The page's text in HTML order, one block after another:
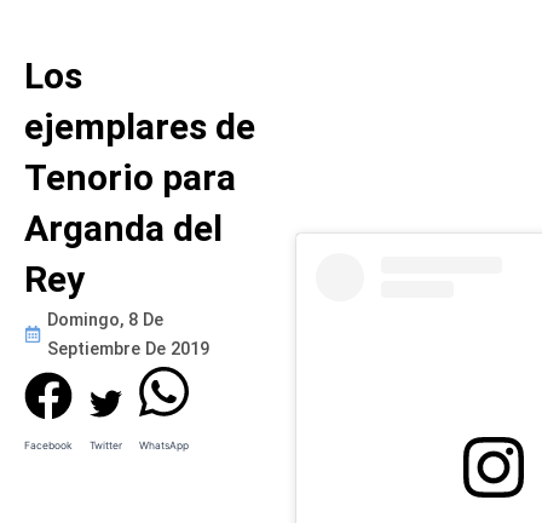
Los
ejemplares de
Tenorio para
Arganda del
Rey
Domingo, 8 De
Septiembre De 2019
Facebook Twitter WhatsApp